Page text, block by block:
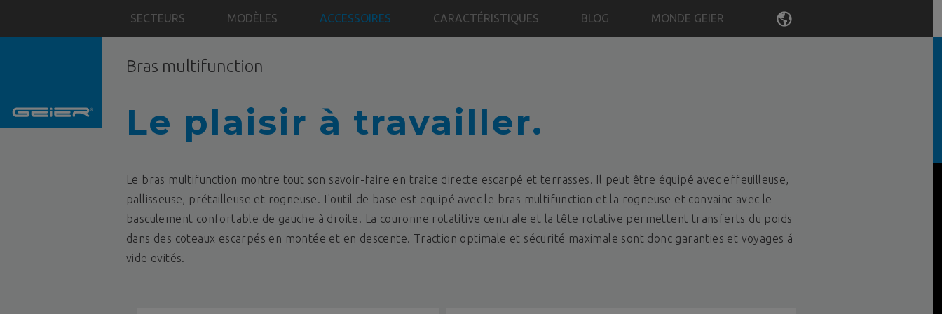
SECTEURS MODÈLES ACCESSOIRES CARACTÉRISTIQUES BLOG MONDE GEIER LANGUE
Bras multifunction
Le plaisir à travailler.
Le bras multifunction montre tout son savoir-faire en traite directe escarpé et terrasses. Il peut être équipé avec effeuilleuse,
pallisseuse, prétailleuse et rogneuse. L'outil de base est equipé avec le bras multifunction et la rogneuse et convainc avec le
basculement confortable de gauche à droite. La couronne rotatitive centrale et la tête rotative permettent transferts du poids
dans des coteaux escarpés en montée et en descente. Traction optimale et sécurité maximale sont donc garanties et voyages á
vide evités.